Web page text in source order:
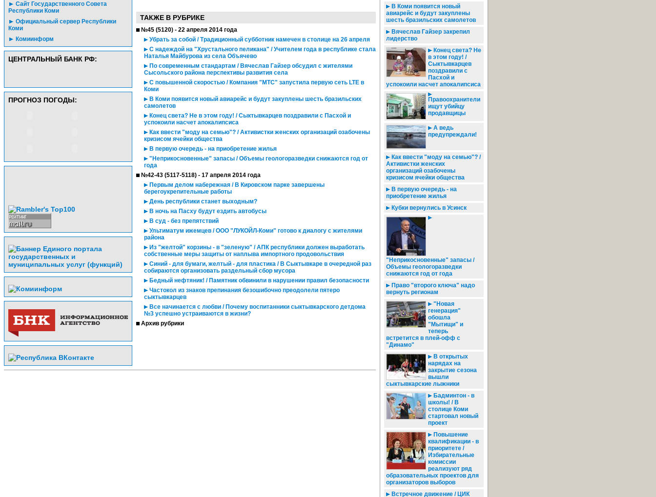
Сайт Государственного Совета
Республики Коми
Официальный сервер Республики
Коми
Комиинформ
ЦЕНТРАЛЬНЫЙ БАНК РФ:
ПРОГНОЗ ПОГОДЫ:
ТАКЖЕ В РУБРИКЕ
№45 (5120) - 22 апреля 2014 года
Убрать за собой / Традиционный субботник намечен в столице на 26 апреля
С надеждой на "Хрустального пеликана" / Учителем года в республике стала
Наталья Майбурова из села Объячево
По современным стандартам / Вячеслав Гайзер обсудил с жителями
Сысольского района перспективы развития села
С повышенной скоростью / Компания "МТС" запустила первую сеть LTE в
Коми
В Коми появится новый авиарейс и будут закуплены шесть бразильских
самолетов
Конец света? Не в этом году! / Сыктывкарцев поздравили с Пасхой и
успокоили насчет апокалипсиса
Как ввести "моду на семью"? / Активистки женских организаций озабочены
кризисом ячейки общества
В первую очередь - на приобретение жилья
"Неприкосновенные" запасы / Объемы геологоразведки снижаются год от
года
№42-43 (5117-5118) - 17 апреля 2014 года
Первым делом набережная / В Кировском парке завершены
берегоукрепительные работы
День республики станет выходным?
В ночь на Пасху будут ездить автобусы
В суд - без препятствий
Ультиматум ижемцев / ООО "ЛУКОЙЛ-Коми" готово к диалогу с жителями
района
Из "желтой" корзины - в "зеленую" / АПК республики должен выработать
собственные меры защиты от наплыва импортного продовольствия
Синий - для бумаги, желтый - для пластика / В Сыктывкаре в очередной раз
собираются организовать раздельный сбор мусора
Бедный нефтяник! / Памятник обвинили в нарушении правил безопасности
Частокол из знаков препинания безошибочно преодолели пятеро
сыктывкарцев
Все начинается с любви / Почему воспитанники сыктывкарского детдома
№3 успешно устраиваются в жизни?
Архив рубрики
В Коми появится новый
авиарейс и будут закуплены
шесть бразильских самолетов
Вячеслав Гайзер закрепил
лидерство
Конец света? Не
в этом году! /
Сыктывкарцев
поздравили с
Пасхой и
успокоили насчет апокалипсиса
Правоохранители
ищут убийцу
продавщицы
А ведь
предупреждали!
Как ввести "моду на семью"? /
Активистки женских
организаций озабочены
кризисом ячейки общества
В первую очередь - на
приобретение жилья
Кубки вернулись в Усинск
"Неприкосновенные" запасы /
Объемы геологоразведки
снижаются год от года
Право "второго ключа" надо
вернуть регионам
"Новая
генерация"
обошла
"Мытищи" и
теперь
встретится в плей-офф с
"Динамо"
В открытых
нарядах на
закрытие сезона
вышли
сыктывкарские лыжники
Бадминтон - в
школы! / В
столице Коми
стартовал новый
проект
Повышение
квалификации - в
приоритете /
Избирательные
комиссии
реализуют ряд
образовательных проектов для
организаторов выборов
Встречное движение / ЦИК